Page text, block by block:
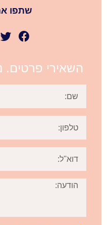
שתפו
השאירי פרטים.